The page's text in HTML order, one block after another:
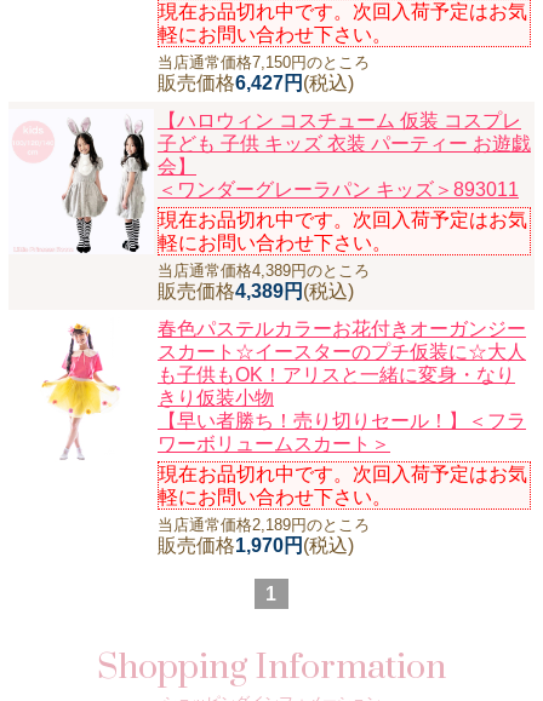
現在お品切れ中です。次回入荷予定はお気
軽にお問い合わせ下さい。
当店通常価格7,150円のところ
販売価格6,427円 (税込)
【ハロウィン コスチューム 仮装 コスプレ
子ども 子供 キッズ 衣装 パーティー お遊戯
会】
＜ワンダーグレーラパン キッズ＞893011
現在お品切れ中です。次回入荷予定はお気
軽にお問い合わせ下さい。
当店通常価格4,389円のところ
販売価格4,389円 (税込)
春色パステルカラーお花付きオーガンジー
スカート☆イースターのプチ仮装に☆大人
も子供もOK！アリスと一緒に変身・なり
きり仮装小物
【早い者勝ち！売り切りセール！】＜フラ
ワーボリュームスカート＞
現在お品切れ中です。次回入荷予定はお気
軽にお問い合わせ下さい。
当店通常価格2,189円のところ
販売価格1,970円 (税込)
1
Shopping Information